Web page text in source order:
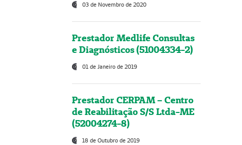
03 de Novembro de 2020
Prestador Medlife Consultas
e Diagnósticos (51004334-2)
01 de Janeiro de 2019
Prestador CERPAM – Centro
de Reabilitação S/S Ltda-ME
(52004274-8)
18 de Outubro de 2019